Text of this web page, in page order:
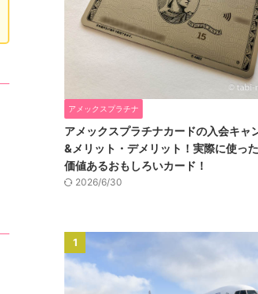
アメックスプラチナ
アメックスプラチナカードの入会キャ
&メリット・デメリット！実際に使っ
価値あるおもしろいカード！
2026/6/30
1